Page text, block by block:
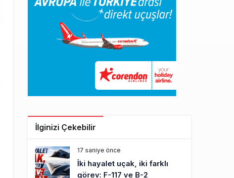
İlginizi Çekebilir
17 saniye önce
İki hayalet uçak, iki farklı
görev: F-117 ve B-2